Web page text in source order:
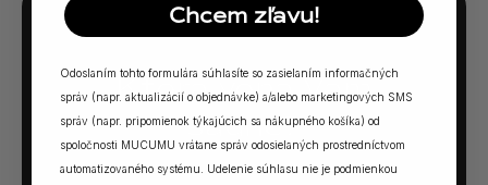
Ktorá vôňa Vám
sadne?
5 otázok. Jedna odpoveď. Vaša ideálna MUCUMU
Chcem zľavu!
Odoslaním tohto formulára súhlasíte so zasielaním informačných
správ (napr. aktualizácií o objednávke) a/alebo marketingových SMS
správ (napr. pripomienok týkajúcich sa nákupného košíka) od
spoločnosti MUCUMU vrátane správ odosielaných prostredníctvom
automatizovaného systému. Udelenie súhlasu nie je podmienkou